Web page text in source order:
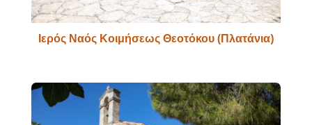
Ιερός Ναός Κοιμήσεως Θεοτόκου (Πλατάνια)